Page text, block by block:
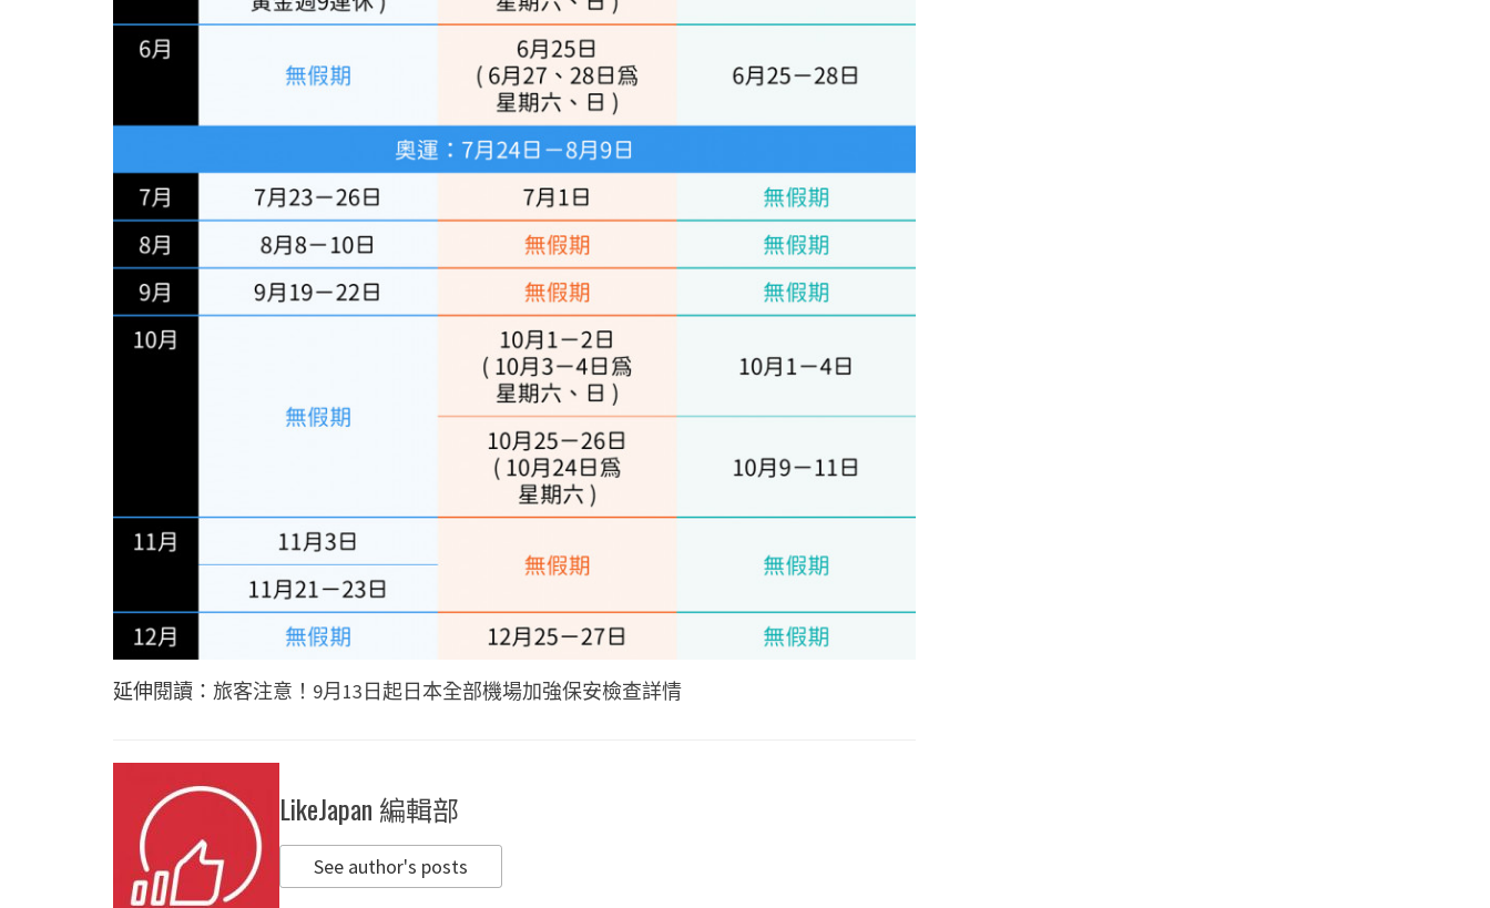
延伸閱讀： 旅客注意！9月13日起日本全部機場加強保安檢查詳情
LikeJapan 編輯部
See author's posts